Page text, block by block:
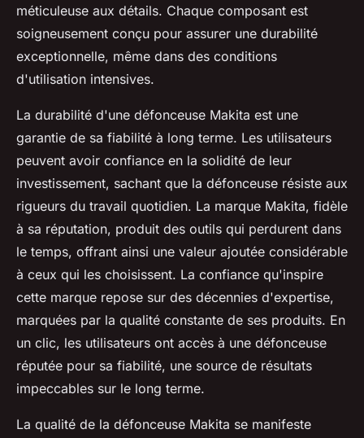
méticuleuse aux détails. Chaque composant est
soigneusement conçu pour assurer une durabilité
exceptionnelle, même dans des conditions
d'utilisation intensives.
La durabilité d'une défonceuse Makita est une
garantie de sa fiabilité à long terme. Les utilisateurs
peuvent avoir confiance en la solidité de leur
investissement, sachant que la défonceuse résiste aux
rigueurs du travail quotidien. La marque Makita, fidèle
à sa réputation, produit des outils qui perdurent dans
le temps, offrant ainsi une valeur ajoutée considérable
à ceux qui les choisissent. La confiance qu'inspire
cette marque repose sur des décennies d'expertise,
marquées par la qualité constante de ses produits. En
un clic, les utilisateurs ont accès à une défonceuse
réputée pour sa fiabilité, une source de résultats
impeccables sur le long terme.
La qualité de la défonceuse Makita se manifeste